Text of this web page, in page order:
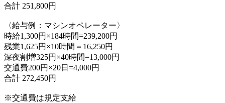
合計 251,800円
〈給与例：マシンオペレーター〉
時給1,300円×184時間=239,200円
残業1,625円×10時間＝16,250円
深夜割増325円×40時間=13,000円
交通費200円×20日=4,000円
合計 272,450円
※交通費は規定支給